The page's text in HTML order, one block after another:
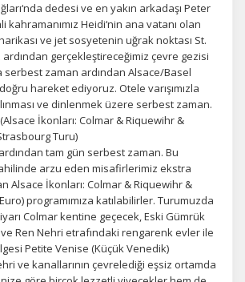
AYARLARINIZ
belirleyin.
KVKK bilgilendirmemizi,çerez kullanım
inceleyebilirsiniz.
HER ZAMAN AKTIF
güvenlik ve temel site işlevleri için
olmadan site düzgün çalışmaz ve
dedesi ve en yakın arkadaşı Peter
kahramanımız Heidi‘nin ana vatanı olan
ve jet sosyetenin uğrak noktası St.
ardından gerçekleştireceğimiz çevre gezisi
serbest zaman ardından Alsace/Basel
hareket ediyoruz. Otele varışımızla
ve dinlenmek üzere serbest zaman.
(Alsace İkonları: Colmar & Riquewihr &
Turu)
tam gün serbest zaman. Bu
arzu eden misafirlerimiz ekstra
Alsace İkonları: Colmar & Riquewihr &
programımıza katılabilirler. Turumuzda
Colmar kentine geçecek, Eski Gümrük
Ren Nehri etrafındaki rengarenk evler ile
Petite Venise (Küçük Venedik)
ve kanallarının çevrelediği eşsiz ortamda